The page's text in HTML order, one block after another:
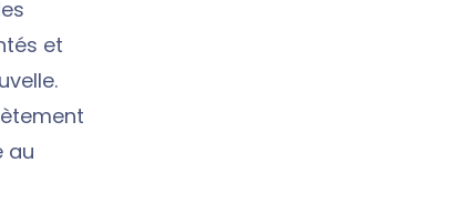
et
au